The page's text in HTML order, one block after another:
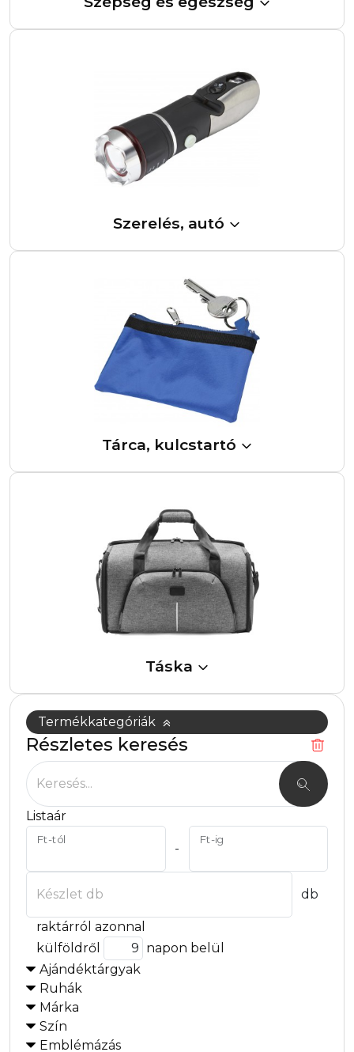
Termékkategóriák
Részletes keresés
Keresés...
Listaár
Ft-tól
-
Ft-ig
Készlet db db
raktárról azonnal
külföldről
napon belül
Ajándéktárgyak
Ruhák
Márka
Szín
Emblémázás
Szerelés, autó
Tárca, kulcstartó
Táska